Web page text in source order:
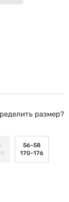
размер?
56-58
170-176